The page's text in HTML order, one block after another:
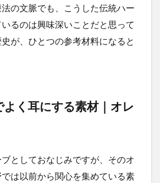
の文脈でも、こうした伝統ハー
るのは興味深いことだと思って
が、ひとつの参考材料になると
く耳にする素材｜オレ
としておなじみですが、そのオ
は以前から関心を集めている素